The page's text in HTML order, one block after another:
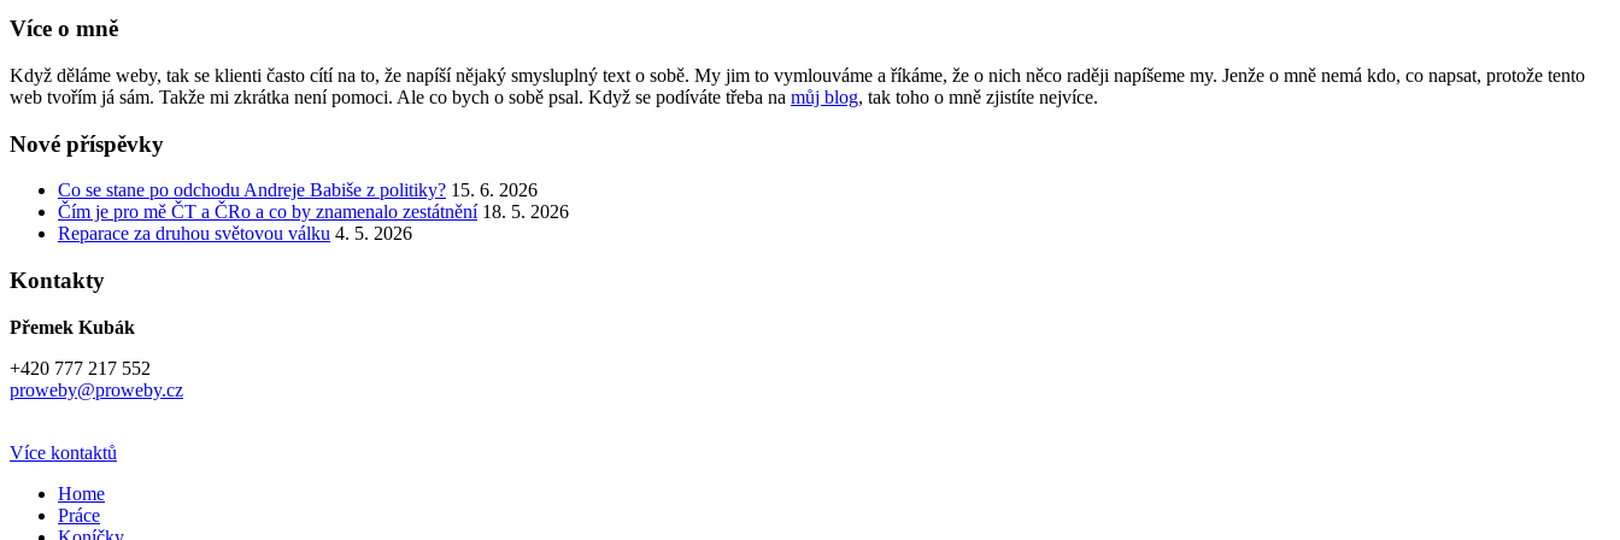
Více o mně
Když děláme weby, tak se klienti často cítí na to, že napíší nějaký smysluplný text o sobě. My jim to vymlouváme a říkáme, že o nich něco raději napíšeme my. Jenže o mně nemá kdo, co napsat, protože tento
web tvořím já sám. Takže mi zkrátka není pomoci. Ale co bych o sobě psal. Když se podíváte třeba na můj blog, tak toho o mně zjistíte nejvíce.
Nové příspěvky
Co se stane po odchodu Andreje Babiše z politiky? 15. 6. 2026
Čím je pro mě ČT a ČRo a co by znamenalo zestátnění 18. 5. 2026
Reparace za druhou světovou válku 4. 5. 2026
Kontakty
Přemek Kubák
+420 777 217 552
proweby@proweby.cz
Více kontaktů
Home
Práce